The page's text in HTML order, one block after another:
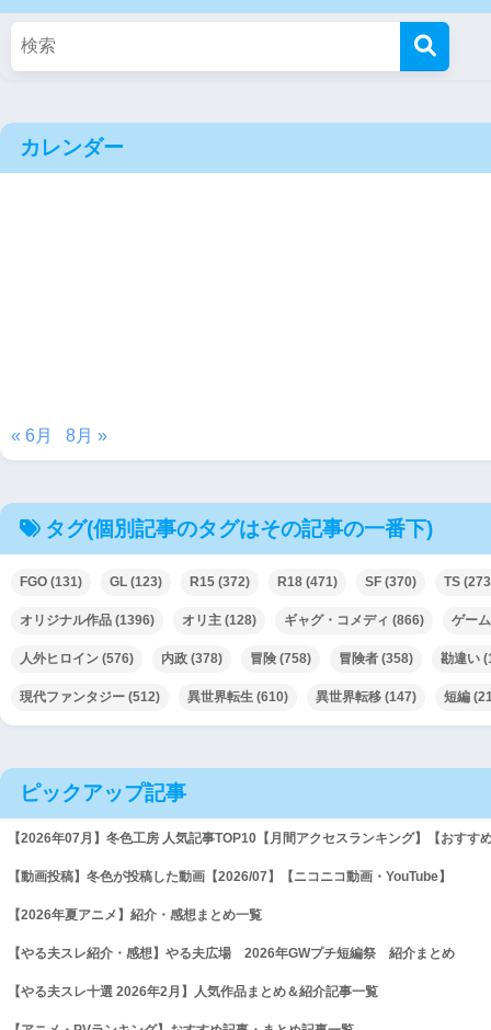
カレンダー
« 6月 8月 »
タグ(個別記事のタグはその記事の一番下)
FGO (131) GL (123) R15 (372) R18 (471) SF (370) TS
オリジナル作品 (1396) オリ主 (128) ギャグ・コメディ (866) ゲーム
人外ヒロイン (576) 内政 (378) 冒険 (758) 冒険者 (358) 勘違い
現代ファンタジー (512) 異世界転生 (610) 異世界転移 (147) 短編
ピックアップ記事
【2026年07月】冬色工房 人気記事TOP10【月間アクセスランキング】【おすす
【動画投稿】冬色が投稿した動画【2026/07】【ニコニコ動画・YouTube】
【2026年夏アニメ】紹介・感想まとめ一覧
【やる夫スレ紹介・感想】やる夫広場 2026年GWプチ短編祭 紹介まとめ
【やる夫スレ十選 2026年2月】人気作品まとめ＆紹介記事一覧